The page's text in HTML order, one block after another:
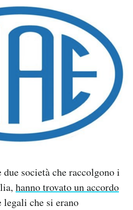
società che raccolgono i
hanno trovato un accordo
legali che si erano